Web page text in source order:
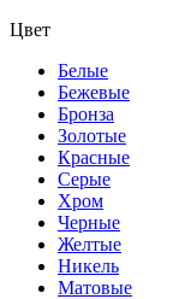
Цвет
Белые
Бежевые
Бронза
Золотые
Красные
Серые
Хром
Черные
Желтые
Никель
Матовые